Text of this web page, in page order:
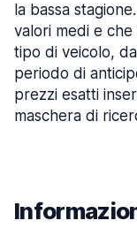
la bassa
valori medi e
tipo di veicolo,
periodo di
prezzi esatti
maschera di